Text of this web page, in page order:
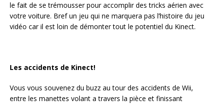
le fait de se trémousser pour accomplir des tricks aérien avec
votre voiture. Bref un jeu qui ne marquera pas l’histoire du jeu
vidéo car il est loin de démonter tout le potentiel du Kinect.
Les accidents de Kinect!
Vous vous souvenez du buzz au tour des accidents de Wii,
entre les manettes volant a travers la pièce et finissant